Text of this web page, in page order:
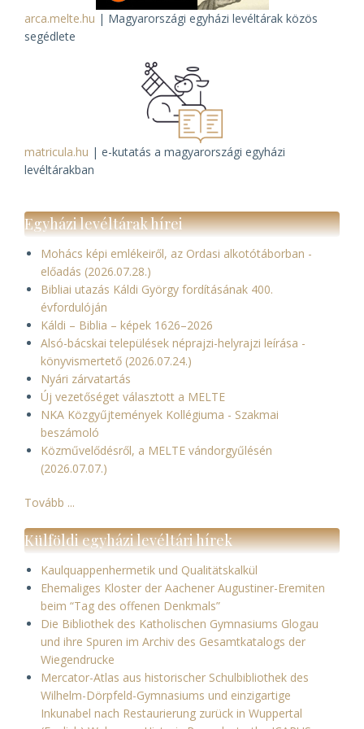
arca.melte.hu | Magyarországi egyházi levéltárak közös
segédlete
matricula.hu | e-kutatás a magyarországi egyházi
levéltárakban
Egyházi levéltárak hírei
Mohács képi emlékeiről, az Ordasi alkotótáborban -
előadás (2026.07.28.)
Bibliai utazás Káldi György fordításának 400.
évfordulóján
Káldi – Biblia – képek 1626–2026
Alsó-bácskai települések néprajzi-helyrajzi leírása -
könyvismertető (2026.07.24.)
Nyári zárvatartás
Új vezetőséget választott a MELTE
NKA Közgyűjtemények Kollégiuma - Szakmai
beszámoló
Közművelődésről, a MELTE vándorgyűlésén
(2026.07.07.)
Tovább ...
Külföldi egyházi levéltári hírek
Kaulquappenhermetik und Qualitätskalkül
Ehemaliges Kloster der Aachener Augustiner-Eremiten
beim “Tag des offenen Denkmals”
Die Bibliothek des Katholischen Gymnasiums Glogau
und ihre Spuren im Archiv des Gesamtkatalogs der
Wiegendrucke
Mercator-Atlas aus historischer Schulbibliothek des
Wilhelm-Dörpfeld-Gymnasiums und einzigartige
Inkunabel nach Restaurierung zurück in Wuppertal